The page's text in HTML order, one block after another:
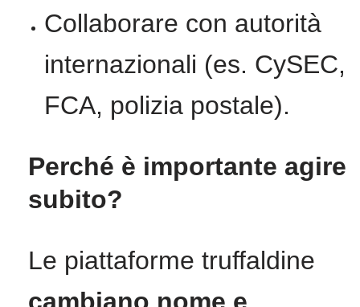
Collaborare con autorità
internazionali (es. CySEC,
FCA, polizia postale).
Perché è importante agire
subito?
Le piattaforme truffaldine